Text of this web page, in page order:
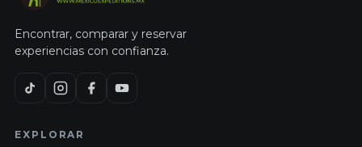
Encontrar, comparar y reservar
experiencias con confianza.
EXPLORAR